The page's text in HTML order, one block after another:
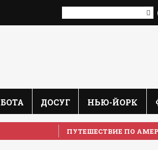
ДОСУГ НЬЮ-ЙОРК
ПУТЕШЕСТВИЕ ПО